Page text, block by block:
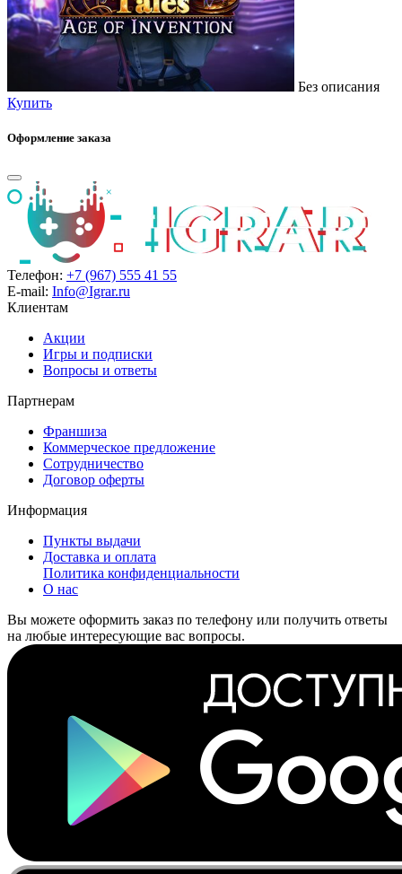
Без описания
Купить
Оформление заказа
Телефон: +7 (967) 555 41 55
E-mail: Info@Igrar.ru
Клиентам
Акции
Игры и подписки
Вопросы и ответы
Партнерам
Франшиза
Коммерческое предложение
Сотрудничество
Договор оферты
Информация
Пункты выдачи
Доставка и оплата
Политика конфиденциальности
О нас
Вы можете оформить заказ по телефону или получить ответы
на любые интересующие вас вопросы.